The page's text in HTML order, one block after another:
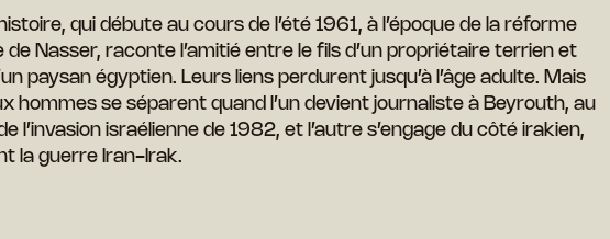
qui débute au cours de l’été 1961, à l’époque de la réforme
de Nasser, raconte l’amitié entre le fils d’un propriétaire terrien et
paysan égyptien. Leurs liens perdurent jusqu’à l’âge adulte. Mais
hommes se séparent quand l’un devient journaliste à Beyrouth, au
l’invasion israélienne de 1982, et l’autre s’engage du côté irakien,
la guerre Iran-Irak.